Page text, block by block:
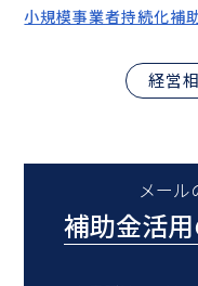
小規模事業者持続化補
経営
メール
補助金活